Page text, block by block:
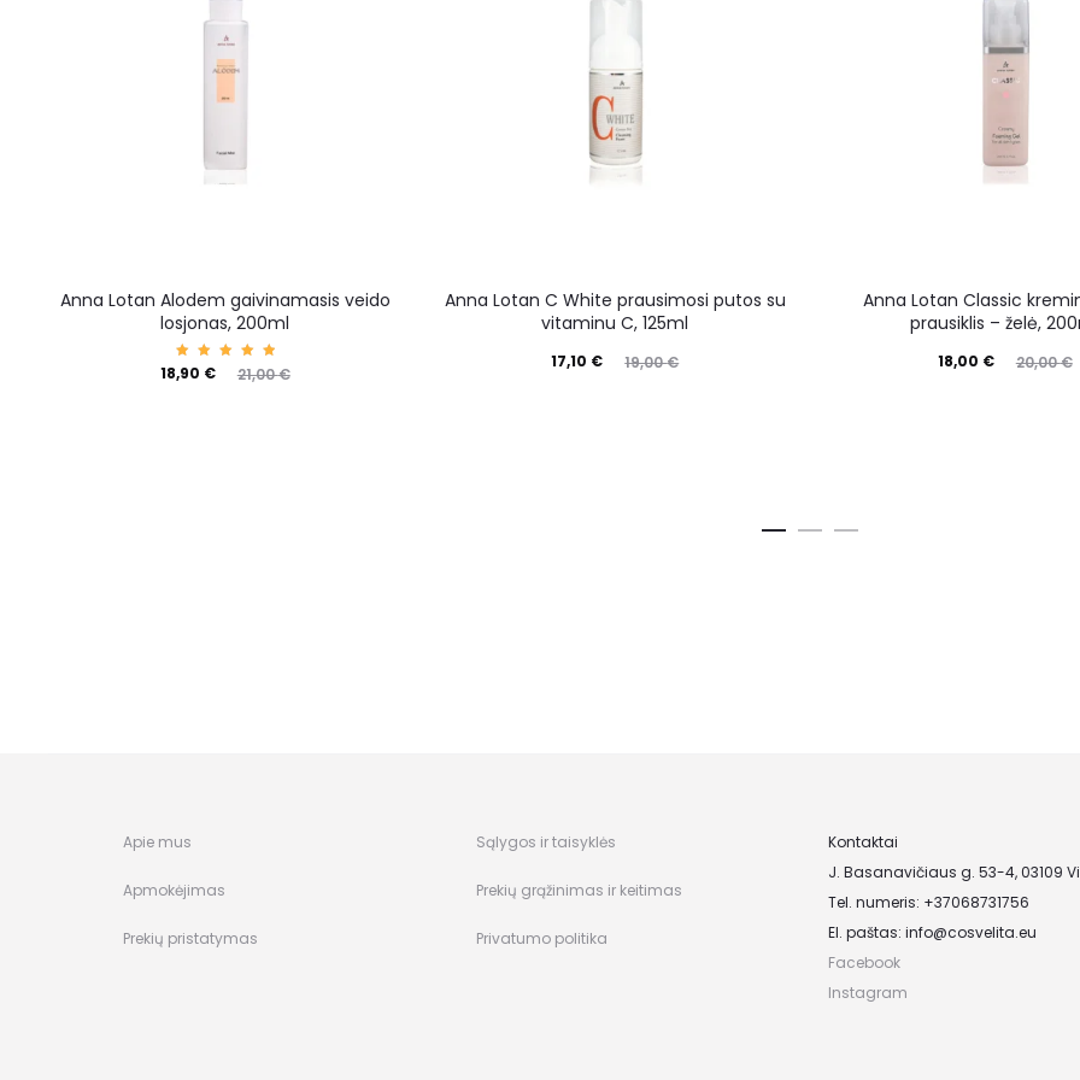
Anna Lotan Alodem gaivinamasis veido
losjonas, 200ml
Įvertin
imas:
21,00€
18,90 €
Anna Lotan C White prausimosi putos su
vitaminu C, 125ml
19,00€
17,10 €
Anna Lotan Classic
prausiklis – želė,
20,00€
18,00 €
Apie mus
Apmokėjimas
Prekių pristatymas
Sąlygos ir taisyklės
Prekių grąžinimas ir keitimas
Privatumo politika
Kontaktai
J. Basanavičiaus g. 53-4, 03109
Tel. numeris: +37068731756
El. paštas: info@cosvelita.eu
Facebook
Instagram